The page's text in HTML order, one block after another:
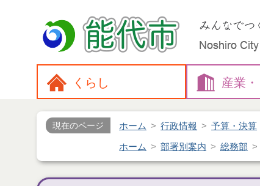
くらし 産業・
現在のページ ホーム 行政情報 予算・決算
ホーム 部署別案内 総務部